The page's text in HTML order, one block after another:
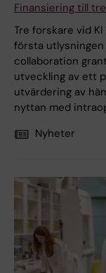
Finansiering till
Tre forskare vid
första utlysningen
collaboration
utveckling av ett
utvärdering av
nyttan med
Nyheter